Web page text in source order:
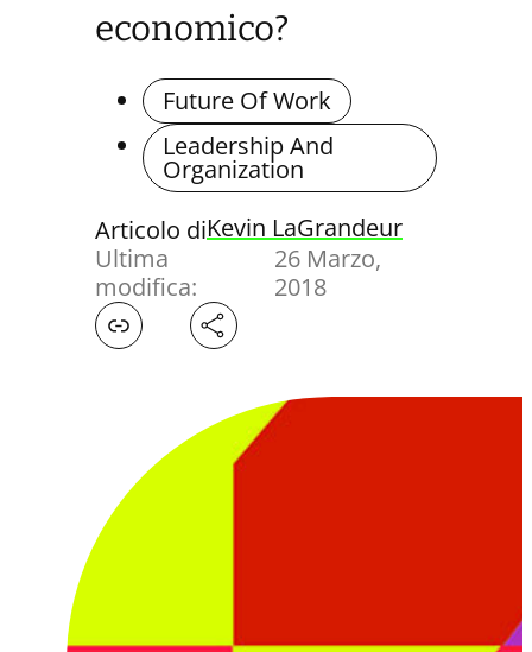
economico?
Future Of Work
Leadership And
Organization
Articolo diKevin LaGrandeur
Ultima
modifica:
26 Marzo,
2018